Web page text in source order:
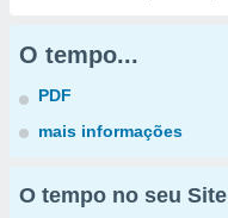
O tempo...
PDF
mais informações
O tempo no seu Site